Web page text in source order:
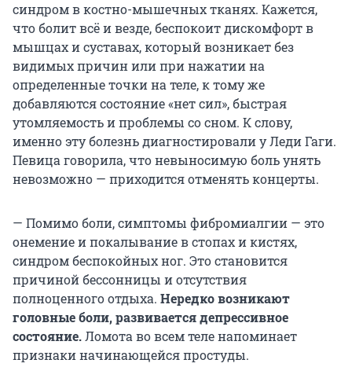
синдром в костно-мышечных тканях. Кажется,
что болит всё и везде, беспокоит дискомфорт в
мышцах и суставах, который возникает без
видимых причин или при нажатии на
определенные точки на теле, к тому же
добавляются состояние «нет сил», быстрая
утомляемость и проблемы со сном. К слову,
именно эту болезнь диагностировали у Леди Гаги.
Певица говорила, что невыносимую боль унять
невозможно — приходится отменять концерты.
— Помимо боли, симптомы фибромиалгии — это
онемение и покалывание в стопах и кистях,
синдром беспокойных ног. Это становится
причиной бессонницы и отсутствия
полноценного отдыха. Нередко возникают
головные боли, развивается депрессивное
состояние.Ломота во всем теле напоминает
признаки начинающейся простуды.